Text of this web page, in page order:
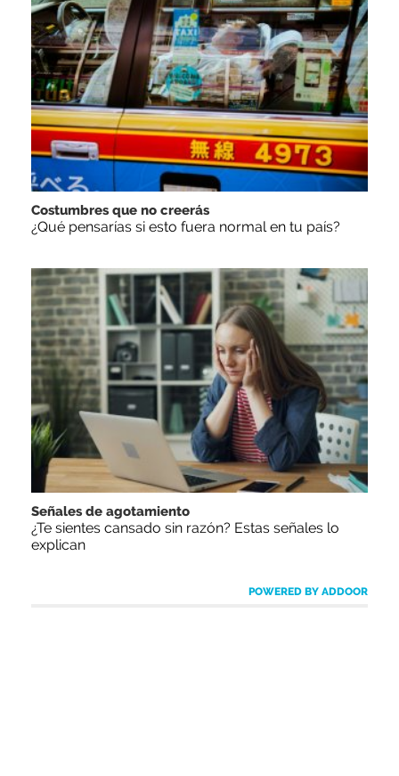
Costumbres que no creerás
¿Qué pensarías si esto fuera normal en tu país?
Señales de agotamiento
¿Te sientes cansado sin razón? Estas señales lo
explican
POWERED BY ADDOOR